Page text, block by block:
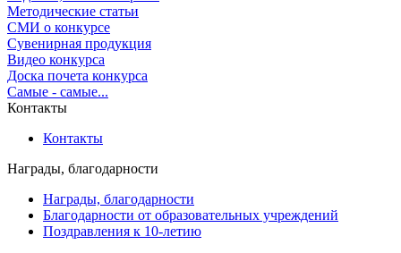
Методические статьи
СМИ о конкурсе
Сувенирная продукция
Видео конкурса
Доска почета конкурса
Самые - самые...
Контакты
Контакты
Награды, благодарности
Награды, благодарности
Благодарности от образовательных учреждений
Поздравления к 10-летию